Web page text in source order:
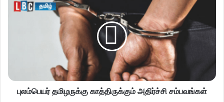
புலம்பெயர் தமிழருக்கு காத்திருக்கும் அதிர்ச்சி சம்பவங்கள்